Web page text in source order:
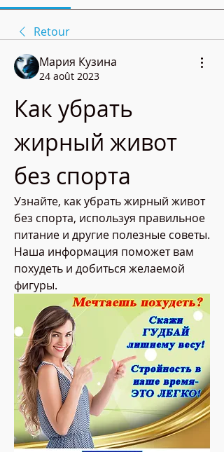
Retour
Мария Кузина
24 août 2023
Как убрать
жирный живот
без спорта
Узнайте, как убрать жирный живот
без спорта, используя правильное
питание и другие полезные советы.
Наша информация поможет вам
похудеть и добиться желаемой
фигуры.